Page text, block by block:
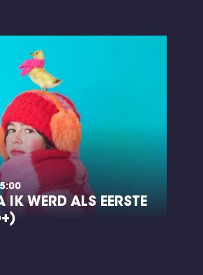
IK WERD ALS EERSTE